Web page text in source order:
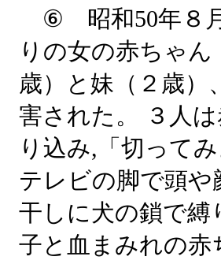
⑥ 昭和50年８月
りの女の赤ちゃ
歳）と妹（２歳）
害された。 ３人
り込み,「切って
テレビの脚で頭
干しに犬の鎖で縛
子と血まみれの赤